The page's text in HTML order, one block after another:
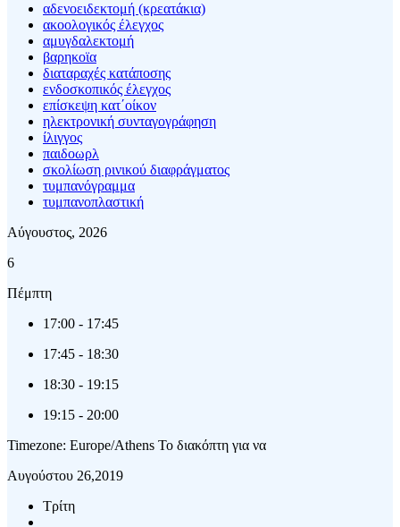
αδενοειδεκτομή (κρεατάκια)
ακοολογικός έλεγχος
αμυγδαλεκτομή
βαρηκοϊα
διαταραχές κατάποσης
ενδοσκοπικός έλεγχος
επίσκεψη κατ΄οίκον
ηλεκτρονική συνταγογράφηση
ίλιγγος
παιδοωρλ
σκολίωση ρινικού διαφράγματος
τυμπανόγραμμα
τυμπανοπλαστική
Αύγουστος, 2026
6
Πέμπτη
17:00 - 17:45
17:45 - 18:30
18:30 - 19:15
19:15 - 20:00
Timezone: Europe/Athens Το διακόπτη για να
Αυγούστου 26,2019
Τρίτη